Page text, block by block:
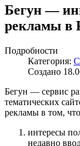
Бегун —
рекламы в
Подробности
Категория:
Создано
Бегун — сервис
тематических
рекламы в том,
интересы
недавно